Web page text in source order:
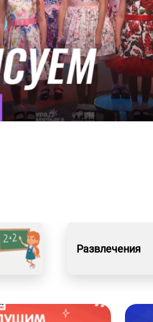
Развлечения